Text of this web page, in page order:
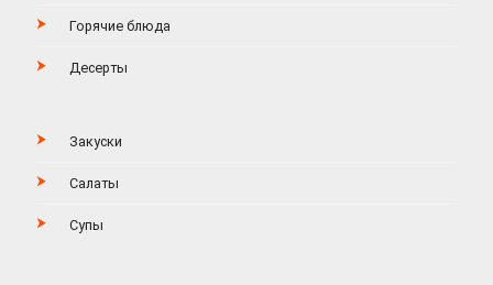
Горячие блюда
Десерты
Закуски
Салаты
Супы